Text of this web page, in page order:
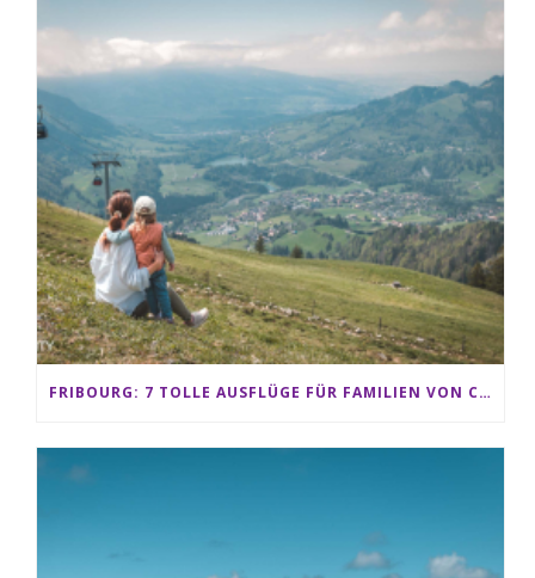
FRIBOURG: 7 TOLLE AUSFLÜGE FÜR FAMILIEN VON CHARMEY BIS LES PACCOTS